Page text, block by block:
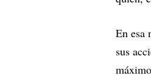
En esa
sus